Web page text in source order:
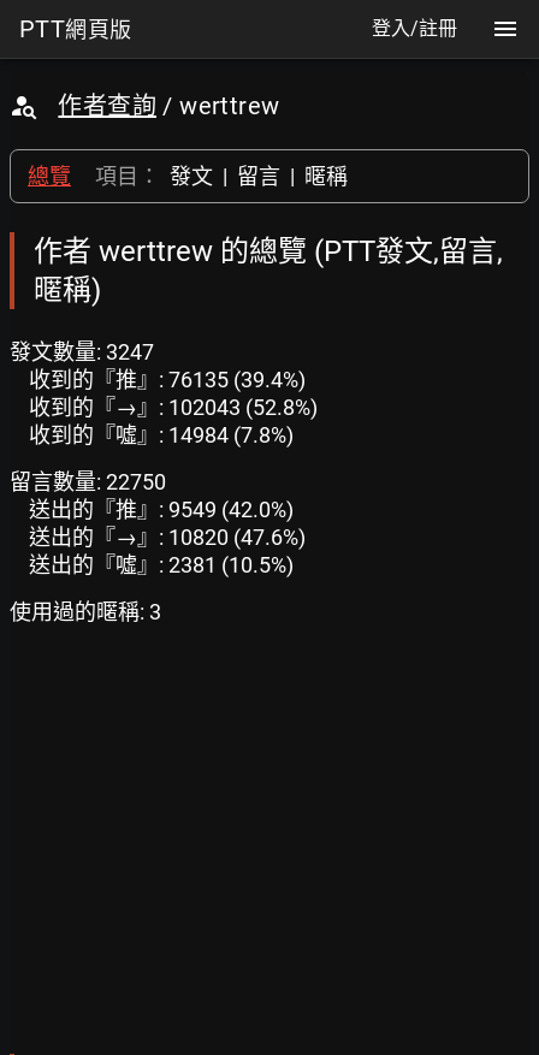
PTT網頁版 登入/註冊
作者查詢 / werttrew
總覽 項目： 發文 | 留言 | 暱稱
作者 werttrew 的總覽 (PTT發文,留言,
暱稱)
發文數量: 3247
收到的『推』: 76135 (39.4%)
收到的『→』: 102043 (52.8%)
收到的『噓』: 14984 (7.8%)
留言數量: 22750
送出的『推』: 9549 (42.0%)
送出的『→』: 10820 (47.6%)
送出的『噓』: 2381 (10.5%)
使用過的暱稱: 3